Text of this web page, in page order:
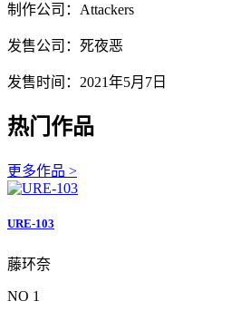
制作公司：Attackers
发售公司：死夜恶
发售时间：2021年5月7日
热门作品
更多作品 >
URE-103
藤环奈
NO 1